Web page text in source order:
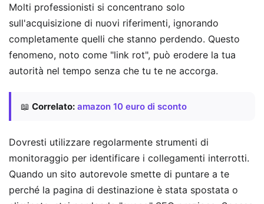
Molti professionisti si concentrano solo
sull'acquisizione di nuovi riferimenti, ignorando
completamente quelli che stanno perdendo. Questo
fenomeno, noto come "link rot", può erodere la tua
autorità nel tempo senza che tu te ne accorga.
📖 Correlato: amazon 10 euro di sconto
Dovresti utilizzare regolarmente strumenti di
monitoraggio per identificare i collegamenti interrotti.
Quando un sito autorevole smette di puntare a te
perché la pagina di destinazione è stata spostata o